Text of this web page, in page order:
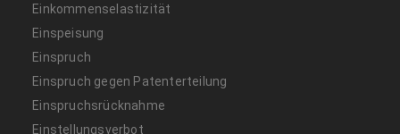
Einkommenselastizität
Einspeisung
Einspruch
Einspruch gegen Patenterteilung
Einspruchsrücknahme
Einstellungsverbot